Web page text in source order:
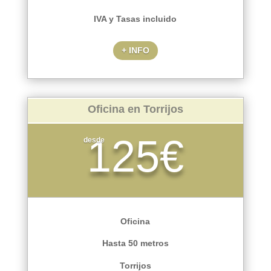
IVA y Tasas incluido
+ INFO
Oficina en Torrijos
desde
125€
Oficina
Hasta 50 metros
Torrijos